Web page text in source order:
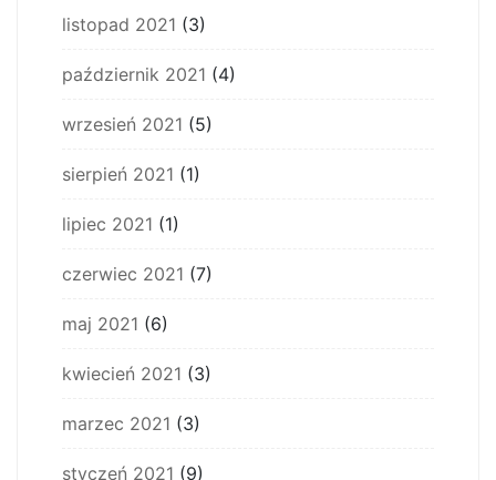
listopad 2021 (3)
październik 2021 (4)
wrzesień 2021 (5)
sierpień 2021 (1)
lipiec 2021 (1)
czerwiec 2021 (7)
maj 2021 (6)
kwiecień 2021 (3)
marzec 2021 (3)
styczeń 2021 (9)